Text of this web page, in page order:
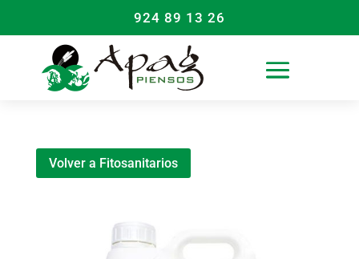
924 89 13 26
Volver a Fitosanitarios